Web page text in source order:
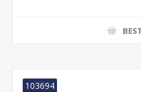
103694